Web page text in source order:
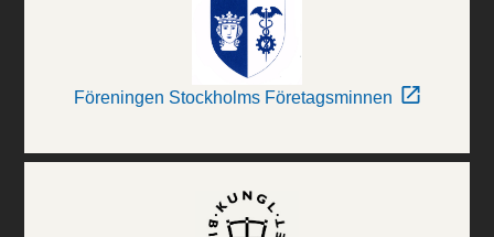
Föreningen Stockholms Företagsminnen